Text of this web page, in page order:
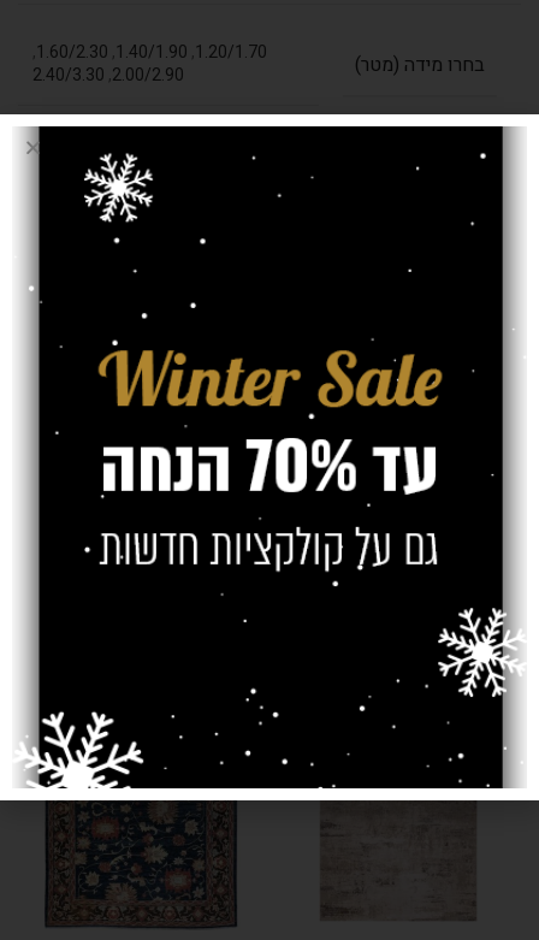
בחרו מידה (מטר) 1.20/1.70
,
1.40/1.90
,
1.60/2.30
,
2.00/2.90
,
2.40/3.30
עובי שטיח 11.5 מ"מ
חוות דעת (0)
מוצרים קשורים